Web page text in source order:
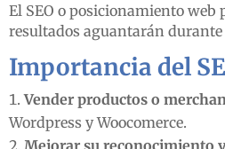
El SEO o posicionamiento web
resultados aguantarán
Importancia del
Vender productos o
Wordpress y Woocomerce.
Mejorar su reconocimiento